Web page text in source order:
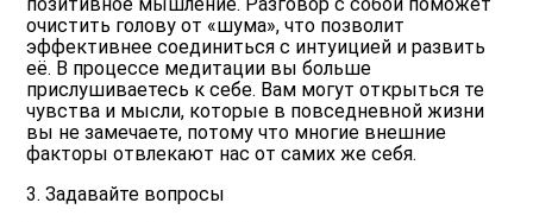
очистить голову от «шума», что позволит
эффективнее соединиться с интуицией и развить
её. В процессе медитации вы больше
прислушиваетесь к себе. Вам могут открыться те
чувства и мысли, которые в повседневной жизни
вы не замечаете, потому что многие внешние
факторы отвлекают нас от самих же себя.
3. Задавайте вопросы